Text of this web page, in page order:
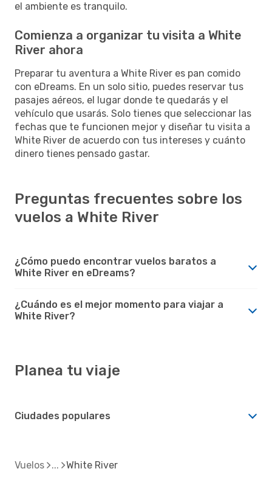
el ambiente es tranquilo.
Comienza a organizar tu visita a White
River ahora
Preparar tu aventura a White River es pan comido
con eDreams. En un solo sitio, puedes reservar tus
pasajes aéreos, el lugar donde te quedarás y el
vehículo que usarás. Solo tienes que seleccionar las
fechas que te funcionen mejor y diseñar tu visita a
White River de acuerdo con tus intereses y cuánto
dinero tienes pensado gastar.
Preguntas frecuentes sobre los
vuelos a White River
¿Cómo puedo encontrar vuelos baratos a
White River en eDreams?
¿Cuándo es el mejor momento para viajar a
White River?
Planea tu viaje
Ciudades populares
Vuelos White River